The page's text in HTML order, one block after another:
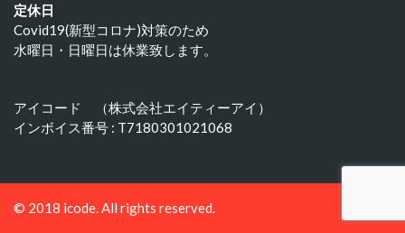
定休日
Covid19(新型コロナ)対策のため
水曜日・日曜日は休業致します。
アイコード （株式会社エイティーアイ）
インボイス番号 : T7180301021068
© 2018 icode. All rights reserved.